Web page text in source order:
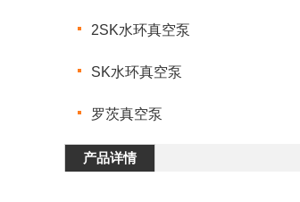
2SK水环真空泵
SK水环真空泵
罗茨真空泵
产品详情